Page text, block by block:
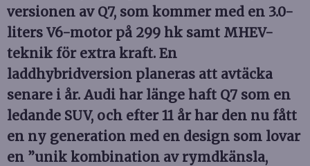
versionen av Q7, som kommer med en 3.0-
liters V6-motor på 299 hk samt MHEV-
teknik för extra kraft. En
laddhybridversion planeras att avtäcka
senare i år. Audi har länge haft Q7 som en
ledande SUV, och efter 11 år har den nu fått
en ny generation med en design som lovar
en ”unik kombination av rymdkänsla,